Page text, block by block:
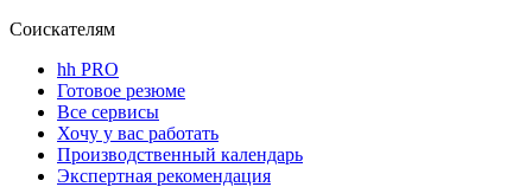
Соискателям
hh PRO
Готовое резюме
Все сервисы
Хочу у вас работать
Производственный календарь
Экспертная рекомендация